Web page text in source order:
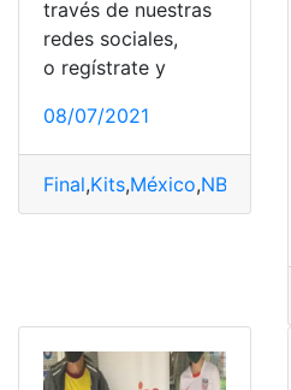
través de nuestras
redes sociales,
o regístrate y
08/07/2021
Final,Kits,México,NBA